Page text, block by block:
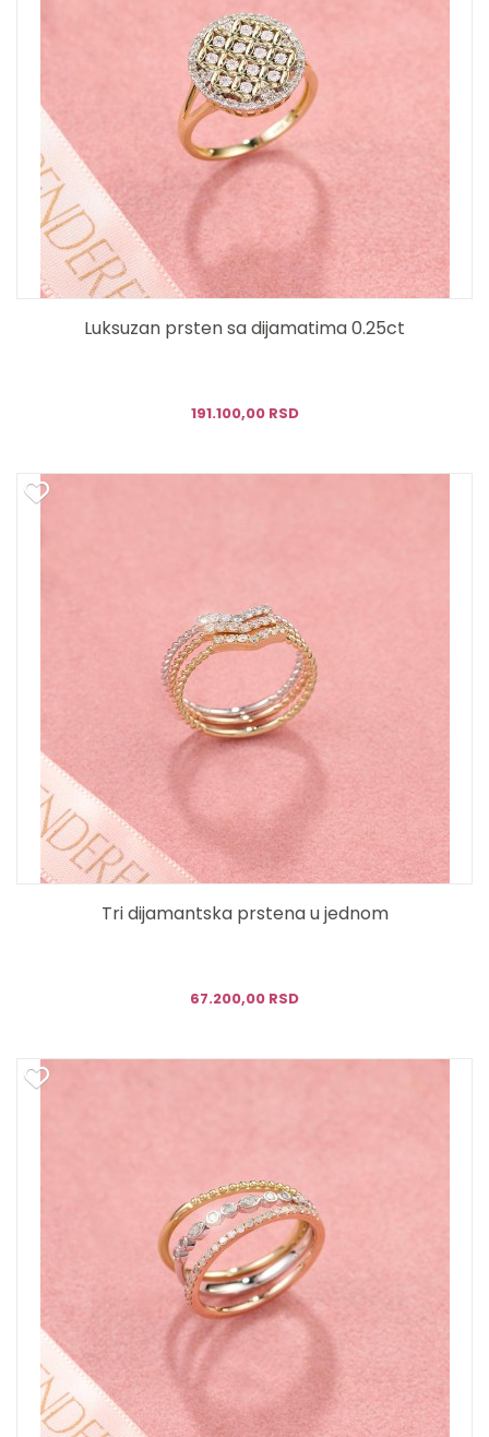
Luksuzan prsten sa dijamatima 0.25ct
191.100,00 RSD
Tri dijamantska prstena u jednom
67.200,00 RSD